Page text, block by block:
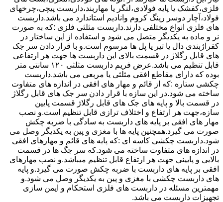
فلزی،کفشک یا پایه فولادی،لنگر یا مهاربند،داربست پیچی،چرخهای
فولاد،آچار دوسر رینگ کروم وانادیم استاندارد می باشد.داربست
های فلزی انواع مختلفی دارند.داربست مثلثی فلزی :که به صورت
نر و ماده به یکدیگر متصل می شود و استفاده از این ساختار در
کفراژبندی دال یا تیر یا پل ها مرسوم است.و با قرار دادن سر جک
های قابل رگلاژ در قسمت بالای این داربست ها جهت هر ارتفاعی
قابل تنظیم می باشد.عرض فریم داربست مثلثی ۱۲۰ سانتی متر
بوده که دارای مقاطع افقی مثلثی یا مربعی می باشد.داربست
چکشی ستاره :که از قائم و مهار های افقی در اندازه های متفاوت
ساخته می شود.در این سازه با قرار دادن سر جک های قابل رگلاژ
در قسمت بالا و پایه های جک های قابل رگلاژ قسمت پایین
سازه،جهت هر ارتفاع و اختلاف ترازی قابل تنظیم است.و نصب
مهار های افقی بر پایه های داربست به سادگی با ضربه چکش
صورت می گیرد.همچنین پایه ها با مغزی و پین به یکدیگر وصل می
شود.داربست چکشی کاسه ای :که پایه های قائم و مهارهای افقی
در اندازه های متفاوت ساخته می شود.که سر جگ ها در قسمت
بالایی و پایینی جهت هر ارتفاع قابل تنظیم میباشد.و نصب مهارهای
افقی بر پایه های داربست با ضربه چکش صورت می گیرد.و پایه
های داربست چکشی با مغزی و پین به یکدیگر وصل می شود.و
مهمترین مسئله در داربست های فلزی استحکام و ایمن سازی
تجهیزات داربست می باشد.